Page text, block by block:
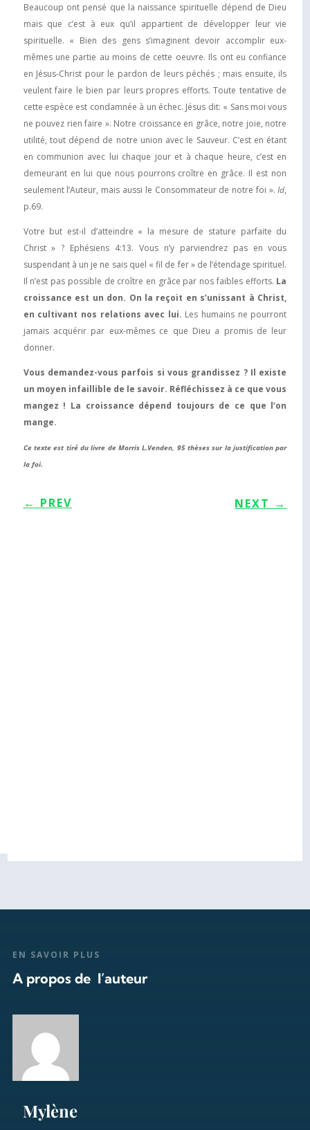
Beaucoup ont pensé que la naissance spirituelle dépend de Dieu
mais que c’est à eux qu’il appartient de développer leur vie
spirituelle. « Bien des gens s’imaginent devoir accomplir eux-
mêmes une partie au moins de cette oeuvre. Ils ont eu confiance
en Jésus-Christ pour le pardon de leurs péchés ; mais ensuite, ils
veulent faire le bien par leurs propres efforts. Toute tentative de
cette espèce est condamnée à un échec. Jésus dit: « Sans moi vous
ne pouvez rien faire ». Notre croissance en grâce, notre joie, notre
utilité, tout dépend de notre union avec le Sauveur. C’est en étant
en communion avec lui chaque jour et à chaque heure, c’est en
demeurant en lui que nous pourrons croître en grâce. Il est non
seulement l’Auteur, mais aussi le Consommateur de notre foi ».Id,
p.69.
Votre but est-il d’atteindre « la mesure de stature parfaite du
Christ » ? Ephésiens 4:13. Vous n’y parviendrez pas en vous
suspendant à un je ne sais quel « fil de fer » de l’étendage spirituel.
Il n’est pas possible de croître en grâce par nos faibles efforts. La
croissance est un don. On la reçoit en s’unissant à Christ,
en cultivant nos relations avec lui. Les humains ne pourront
jamais acquérir par eux-mêmes ce que Dieu a promis de leur
donner.
Vous demandez-vous parfois si vous grandissez ? Il existe
un moyen infaillible de le savoir. Réfléchissez à ce que vous
mangez ! La croissance dépend toujours de ce que l’on
mange.
Ce texte est tiré du livre de Morris L.Venden, 95 thèses sur la justification par
la foi.
← PREV NEXT →
EN SAVOIR PLUS
A propos de l’auteur
Mylène